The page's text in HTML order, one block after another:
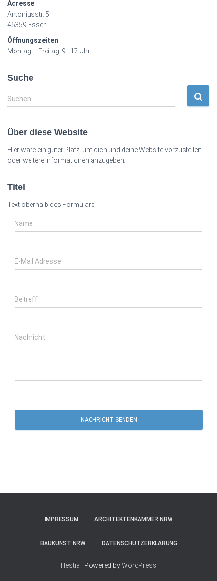
Adresse
Antoniusstr. 5
45359 Essen
Öffnungszeiten
Montag – Freitag: 9–17 Uhr
Suche
S
u
h
e
n
n
h
:
Suchen …
Über diese Website
Hier wäre ein guter Platz, um dich und deine Website vorzustellen
oder weitere Informationen anzugeben.
Titel
Text oberhalb des Formulars
Name
E-Mail Adresse
Betreff
Nachricht
NACHRICHT SENDEN
IMPRESSUM ARCHITEKTENKAMMER NRW
BAUKUNST NRW DATENSCHUTZERKLÄRUNG
Hestia | Powered byWordPress